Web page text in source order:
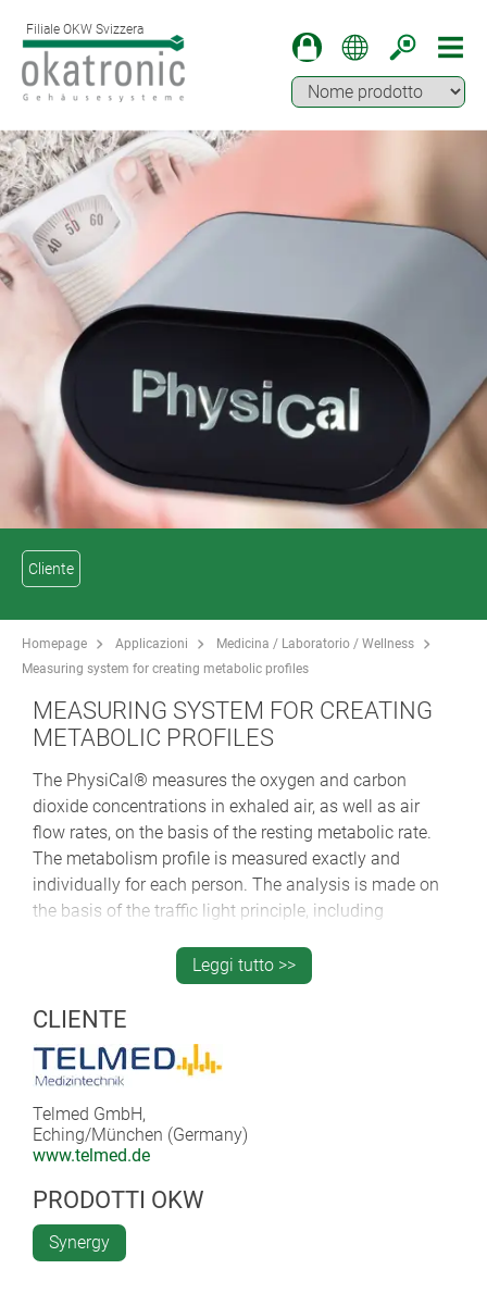
Filiale OKW Svizzera
Cliente
Homepage Applicazioni
Medicina / Laboratorio / Wellness
Measuring system for creating metabolic profiles
MEASURING SYSTEM FOR CREATING
METABOLIC PROFILES
The PhysiCal® measures the oxygen and carbon
dioxide concentrations in exhaled air, as well as air
flow rates, on the basis of the resting metabolic rate.
The metabolism profile is measured exactly and
individually for each person. The analysis is made on
the basis of the traffic light principle, including
Leggi tutto >>
CLIENTE
Telmed GmbH,
Eching/München (Germany)
www.telmed.de
PRODOTTI OKW
Synergy